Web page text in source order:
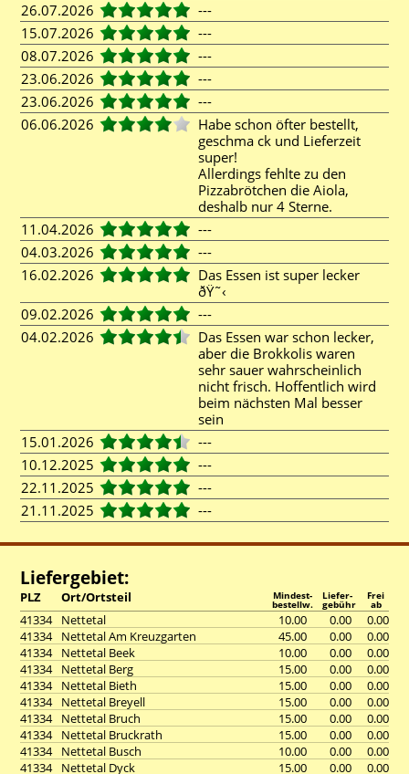
26.07.2026
---
15.07.2026
---
08.07.2026
---
23.06.2026
---
23.06.2026
---
06.06.2026
Habe schon öfter bestellt,
geschma ck und Lieferzeit
super!
Allerdings fehlte zu den
Pizzabrötchen die Aiola,
deshalb nur 4 Sterne.
11.04.2026
---
04.03.2026
---
16.02.2026
Das Essen ist super lecker
ðŸ˜‹
09.02.2026
---
04.02.2026
Das Essen war schon lecker,
aber die Brokkolis waren
sehr sauer wahrscheinlich
nicht frisch. Hoffentlich wird
beim nächsten Mal besser
sein
15.01.2026
---
10.12.2025
---
22.11.2025
---
21.11.2025
---
Liefergebiet:
PLZ Ort/Ortsteil Mindest-
bestellw.
Liefer-
gebühr
Frei
ab
41334 Nettetal 10.00 0.00
0.00
41334
Nettetal Am Kreuzgarten 45.00 0.00
0.00
41334
Nettetal Beek 10.00 0.00
0.00
41334
Nettetal Berg 15.00 0.00
0.00
41334
Nettetal Bieth 15.00 0.00
0.00
41334
Nettetal Breyell 15.00 0.00
0.00
41334
Nettetal Bruch 15.00 0.00
0.00
41334
Nettetal Bruckrath 15.00 0.00
0.00
41334
Nettetal Busch 10.00 0.00
0.00
41334
Nettetal Dyck 15.00 0.00 0.00